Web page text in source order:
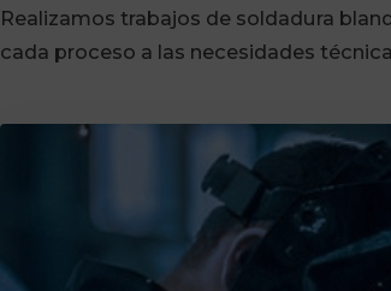
Realizamos trabajos de soldadura
cada proceso a las necesidades